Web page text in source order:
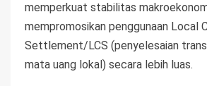
memperkuat stabilitas
mempromosikan penggunaan Local
Settlement/LCS (penyelesaian
mata uang lokal) secara lebih luas.